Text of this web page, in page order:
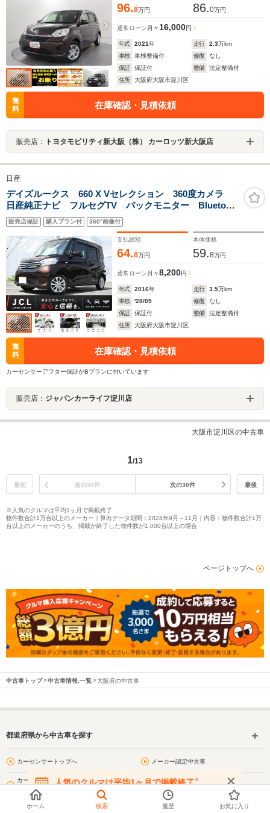
96.8万円 86.0万円
通常ローン 月々 16,000円
年式 2021年 走行 2.3万km
車検
車検整備付 修復
なし
保証
保証付 整備
法定整備付
住所
大阪府大阪市淀川区
無
料
在庫確認・見積依頼
販売店： トヨタモビリティ新大阪（株） カーロッツ新大阪店
日産
デイズルークス 660 X Vセレクション 360度カメラ
日産純正ナビ フルセグTV バックモニター Bluetooth
接続 衝突被害軽減ブレーキ 両側オートスライドド
ア 禁煙車 ETC車載器 フルフラットシート ベンチ
シート エンジンプッシュスタート
販売店保証 購入プラン付 360°画像付
支払総額
64.8万円
本体価格
59.8万円
通常ローン 月々8,200円
年式 2016年 走行 3.5万km
車検
'28/05 修復
なし
保証
保証付 整備
法定整備付
住所
大阪府大阪市淀川区
無
料
在庫確認・見積依頼
カーセンサーアフター保証がBプランに付いています
販売店： ジャパンカーライフ淀川店
大阪市淀川区の中古車
1/13
最初 前の30件 次の30件 最後
※人気のクルマは平均1ヶ月で掲載終了
物件数合計1万台以上のメーカー｜算出データ期間：2024年9月～11月｜内容：物件数合計1万
台以上のメーカーのうち、掲載が終了した物件数が1,000台以上の場合
ページトップへ
中古車トップ 中古車情報:一覧 大阪府の中古車
都道府県から中古車を探す
カーセンサートップへ メーカー認定中古車
カーセンサー
アフター保証対象車
中古車リース
お気に入り 閲覧履歴
人気のクルマは平均1ヶ月で掲載終了※
在庫が無くなる前にお問い合わせください
ホーム 検索 履歴 お気に入り